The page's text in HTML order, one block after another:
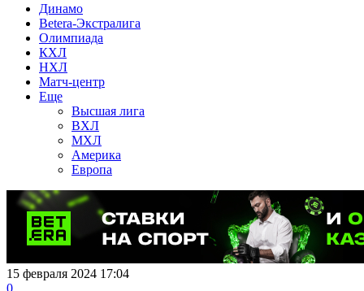
Динамо
Betera-Экстралига
Олимпиада
КХЛ
НХЛ
Матч-центр
Еще
Высшая лига
ВХЛ
МХЛ
Америка
Европа
15 февраля 2024 17:04
0